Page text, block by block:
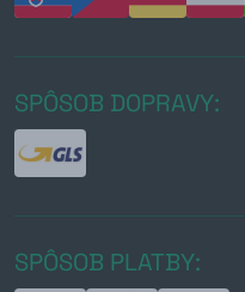
SPÔSOB DOPRAVY:
SPÔSOB PLATBY: